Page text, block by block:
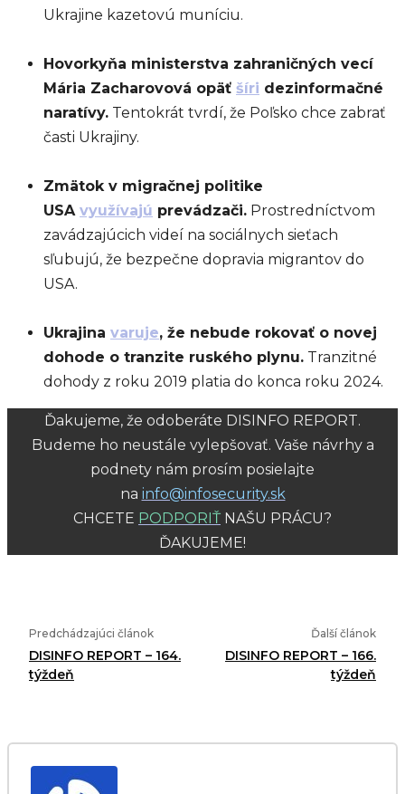
Ukrajine kazetovú muníciu.
Hovorkyňa ministerstva zahraničných vecí
Mária Zacharovová opäť šíri dezinformačné
naratívy. Tentokrát tvrdí, že Poľsko chce zabrať
časti Ukrajiny.
Zmätok v migračnej politike
USA využívajú prevádzači. Prostredníctvom
zavádzajúcich videí na sociálnych sieťach
sľubujú, že bezpečne dopravia migrantov do
USA.
Ukrajina varuje, že nebude rokovať o novej
dohode o tranzite ruského plynu. Tranzitné
dohody z roku 2019 platia do konca roku 2024.
Ďakujeme, že odoberáte DISINFO REPORT.
Budeme ho neustále vylepšovať. Vaše návrhy a
podnety nám prosím posielajte
na info@infosecurity.sk
CHCETE PODPORIŤ NAŠU PRÁCU?
ĎAKUJEME!
Predchádzajúci článok
DISINFO REPORT – 164.
týždeň
Ďalší článok
DISINFO REPORT – 166.
týždeň